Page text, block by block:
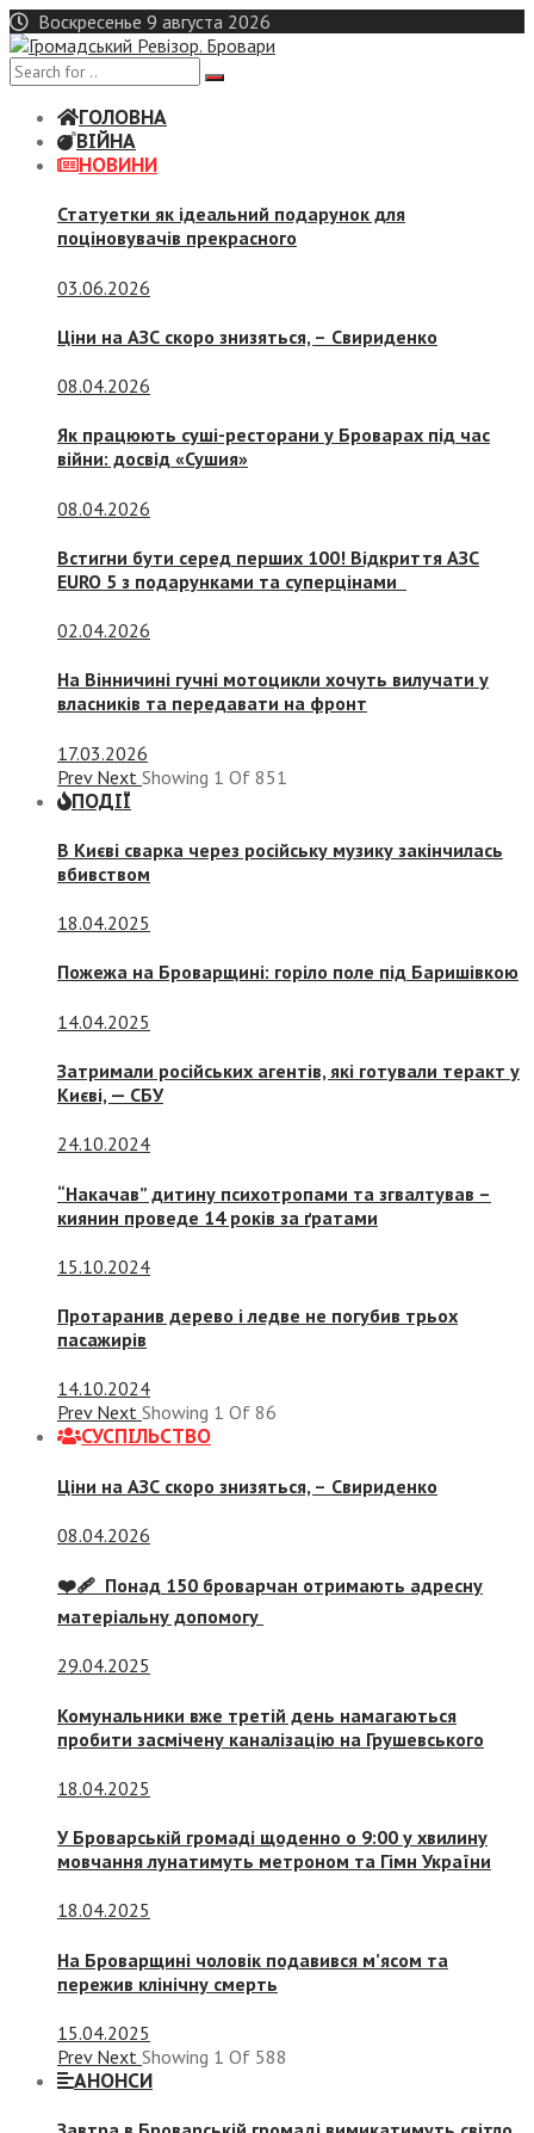
Skip
to
content
Воскресенье 9 августа 2026
ГОЛОВНА
ВІЙНА
НОВИНИ
Статуетки як ідеальний подарунок для
поціновувачів прекрасного
03.06.2026
Ціни на АЗС скоро знизяться, – Свириденко
08.04.2026
Як працюють суші-ресторани у Броварах під час
війни: досвід «Сушия»
08.04.2026
Встигни бути серед перших 100! Відкриття АЗС
EURO 5 з подарунками та суперцінами
02.04.2026
На Вінничині гучні мотоцикли хочуть вилучати у
власників та передавати на фронт
17.03.2026
Prev Next Showing 1 Of 851
ПОДІЇ
В Києві сварка через російську музику закінчилась
вбивством
18.04.2025
Пожежа на Броварщині: горіло поле під Баришівкою
14.04.2025
Затримали російських агентів, які готували теракт у
Києві, — СБУ
24.10.2024
“Накачав” дитину психотропами та згвалтував –
киянин проведе 14 років за ґратами
15.10.2024
Протаранив дерево і ледве не погубив трьох
пасажирів
14.10.2024
Prev Next Showing 1 Of 86
СУСПIЛЬСТВО
Ціни на АЗС скоро знизяться, – Свириденко
08.04.2026
❤️‍🩹 Понад 150 броварчан отримають адресну
матеріальну допомогу
29.04.2025
Комунальники вже третій день намагаються
пробити засмічену каналізацію на Грушевського
18.04.2025
У Броварській громаді щоденно о 9:00 у хвилину
мовчання лунатимуть метроном та Гімн України
18.04.2025
На Броварщині чоловік подавився м’ясом та
пережив клінічну смерть
15.04.2025
Prev Next Showing 1 Of 588
АНОНСИ